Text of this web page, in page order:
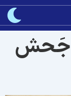
جَحش